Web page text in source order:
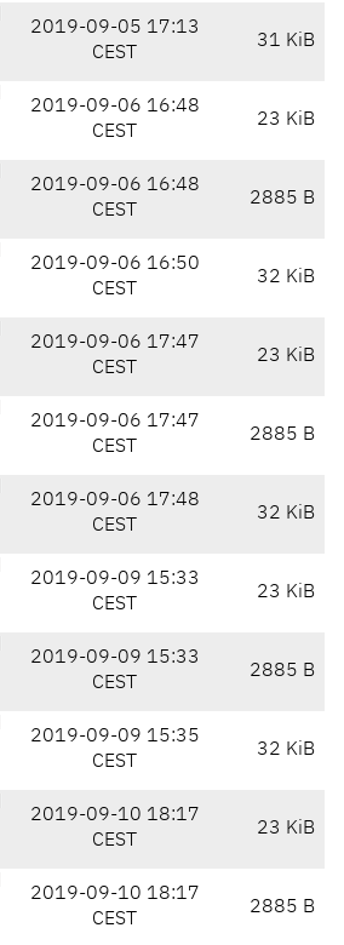
2019-09-05 17:13
CEST
31 KiB
2019-09-06 16:48
CEST
23 KiB
2019-09-06 16:48
CEST
2885 B
2019-09-06 16:50
CEST
32 KiB
2019-09-06 17:47
CEST
23 KiB
2019-09-06 17:47
CEST
2885 B
2019-09-06 17:48
CEST
32 KiB
2019-09-09 15:33
CEST
23 KiB
2019-09-09 15:33
CEST
2885 B
2019-09-09 15:35
CEST
32 KiB
2019-09-10 18:17
CEST
23 KiB
2019-09-10 18:17
CEST
2885 B